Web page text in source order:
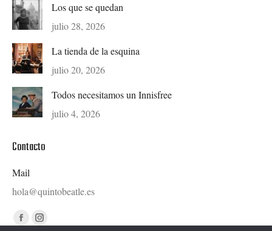
Los que se quedan
julio 28, 2026
La tienda de la esquina
julio 20, 2026
Todos necesitamos un Innisfree
julio 4, 2026
Contacto
Mail
hola@quintobeatle.es
Find us on:
FacebookInstagram